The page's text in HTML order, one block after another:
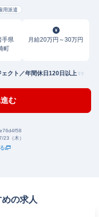
用派遣
手県
町
月給20万円～30万円
クト／年間休日120日以上
む
23（木）
の求人